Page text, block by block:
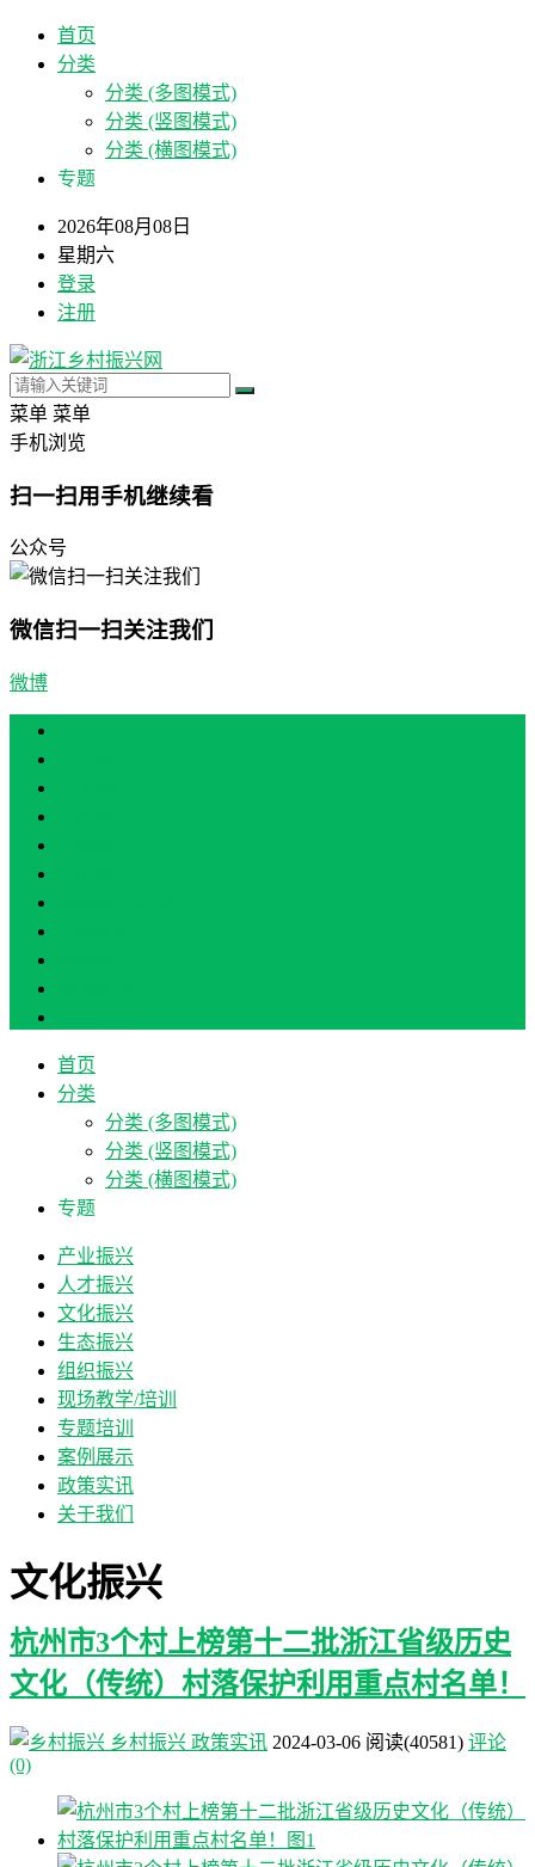
首页
分类
分类 (多图模式)
分类 (竖图模式)
分类 (横图模式)
专题
2026年08月08日
星期六
登录
注册
菜单 菜单
手机浏览
扫一扫用手机继续看
公众号
微信扫一扫关注我们
微博
首页
分类
分类 (多图模式)
分类 (竖图模式)
分类 (横图模式)
专题
产业振兴
人才振兴
文化振兴
生态振兴
组织振兴
现场教学/培训
专题培训
案例展示
政策实讯
关于我们
文化振兴
杭州市3个村上榜第十二批浙江省级历史
文化（传统）村落保护利用重点村名单！
乡村振兴 政策实讯 2024-03-06 阅读(40581) 评论
(0)